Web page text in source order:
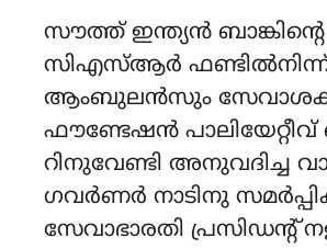
സൗത്ത് ഇന്ത്യൻ ബാങ്കിൻ്റെ
സിഎസ്ആർ
ആംബുലൻസും
ഫൗണ്ടേഷൻ
റിനുവേണ്ടി അനുവദിച്ച
ഗവർണർ നാടിനു
സേവാഭാരതി പ്രസിഡൻ്റ്